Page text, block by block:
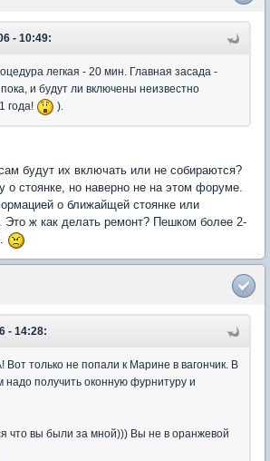
- 10:49:
легкая - 20 мин. Главная засада -
и будут ли включены неизвестно
года!
).
будут их включать или не собираются?
о стоянке, но наверно не на этом форуме.
о ближайщей стоянке или
Это ж как делать ремонт? Пешком более 2-
- 14:28:
только не попали к Марине в вагончик. В
надо получить оконную фурнитуру и
что вы были за мной))) Вы не в оранжевой